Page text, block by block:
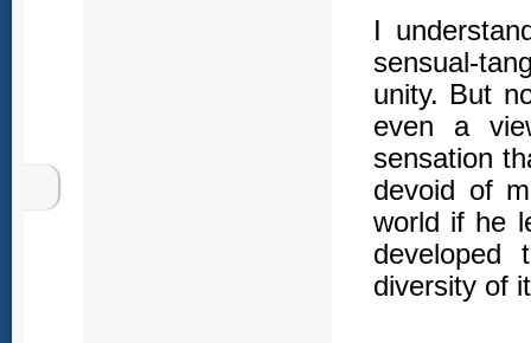
I
sensual-
unity. But
even a
sensation
devoid of
world if he
developed
diversity of